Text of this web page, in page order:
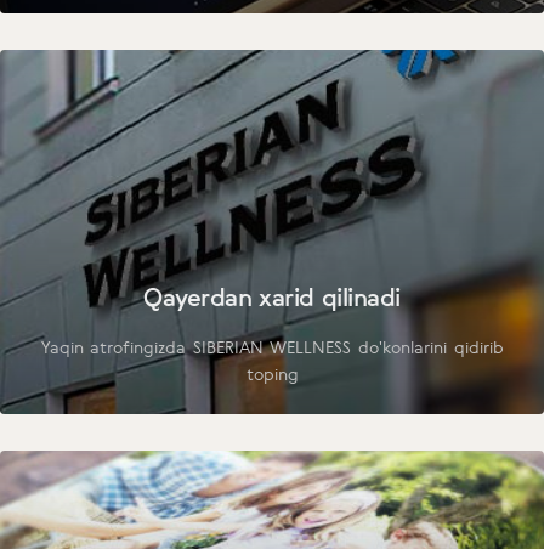
Qayerdan xarid qilinadi
Yaqin atrofingizda SIBERIAN WELLNESS do'konlarini qidirib
toping